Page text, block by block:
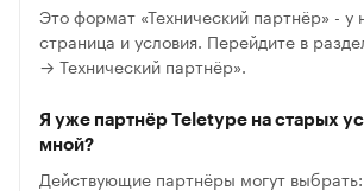
Это формат «Технический партнёр» - у
страница и условия. Перейдите в
→ Технический партнёр».
Я уже партнёр Teletype на старых
мной?
Действующие партнёры могут выбрать: